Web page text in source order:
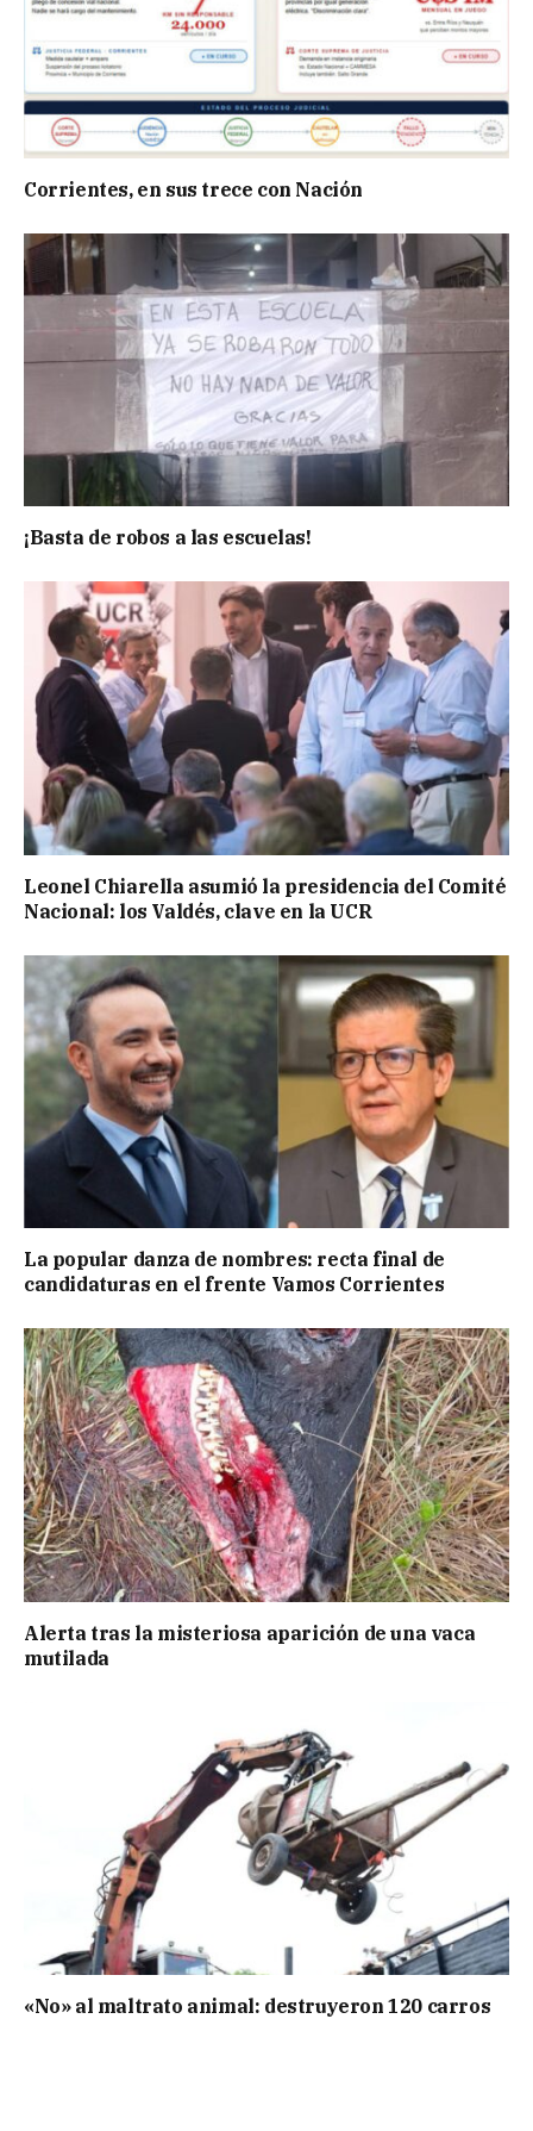
Corrientes, en sus trece con Nación
¡Basta de robos a las escuelas!
Leonel Chiarella asumió la presidencia del Comité
Nacional: los Valdés, clave en la UCR
La popular danza de nombres: recta final de
candidaturas en el frente Vamos Corrientes
Alerta tras la misteriosa aparición de una vaca
mutilada
«No» al maltrato animal: destruyeron 120 carros